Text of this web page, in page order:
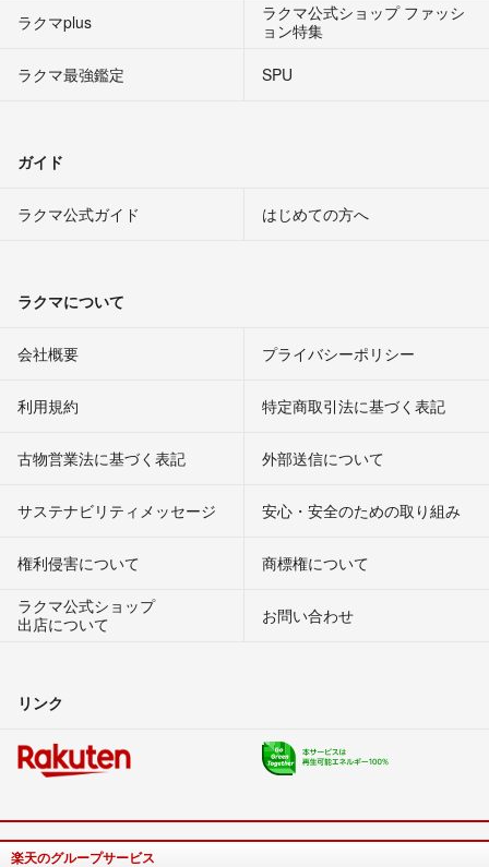
ラクマplus
ラクマ公式ショップ ファッシ
ョン特集
ラクマ最強鑑定
SPU
ガイド
ラクマ公式ガイド はじめての方へ
ラクマについて
会社概要 プライバシーポリシー
利用規約 特定商取引法に基づく表記
古物営業法に基づく表記 外部送信について
サステナビリティメッセージ 安心・安全のための取り組み
権利侵害について
商標権について
ラクマ公式ショップ
出店について
お問い合わせ
リンク
楽天のグループサービス